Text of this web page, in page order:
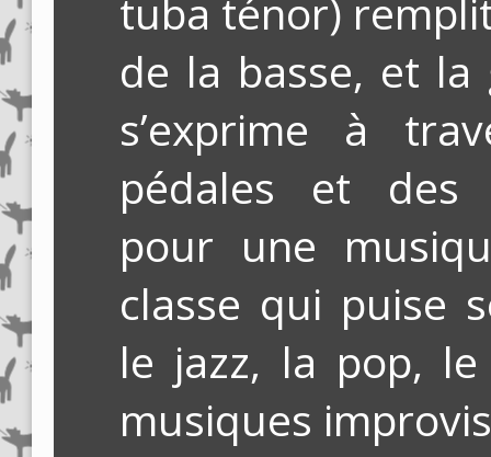
tuba ténor)
de la basse, et la
s’exprime à
pédales et des
pour une
classe qui puise
le jazz, la pop,
musiques